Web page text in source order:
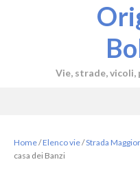
Vie, strade, vicoli,
Home/Elenco vie/Strada
casa dei Banzi